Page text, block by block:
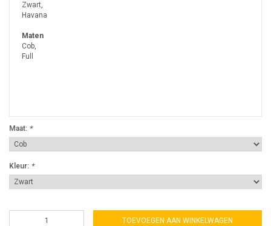
Zwart,
Havana
Maten
Cob,
Full
Maat: *
Kleur: *
TOEVOEGEN AAN WINKELWAGEN